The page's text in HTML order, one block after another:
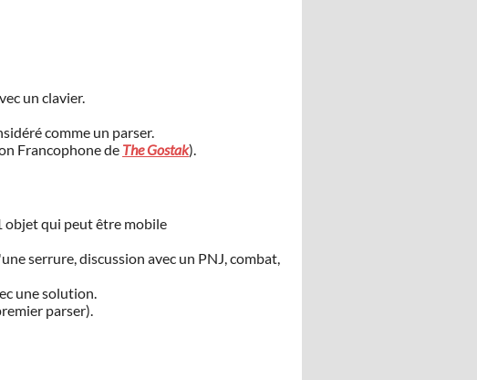
un clavier.
comme un parser.
Francophone de The Gostak).
objet qui peut être mobile
serrure, discussion avec un PNJ, combat,
une solution.
parser).